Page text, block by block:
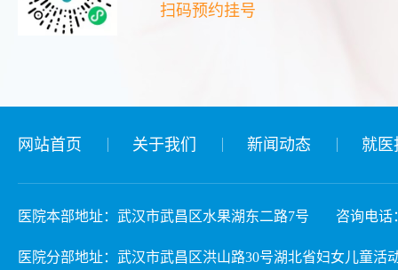
扫码预约挂号
网站首页 关于我们 新闻动态 就医
医院本部地址：武汉市武昌区水果湖东二路7号 咨询电话
医院分部地址：武汉市武昌区洪山路30号湖北省妇女儿童